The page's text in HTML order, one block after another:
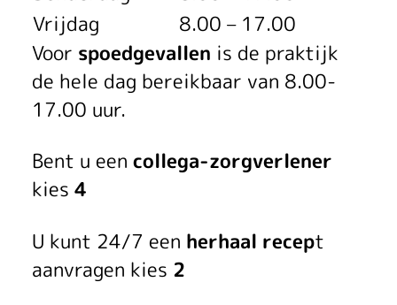
t
i
j
d
e
n
Vrijdag
8.00 – 17.00
Voor spoedgevallen is de praktijk
de hele dag bereikbaar van 8.00-
17.00 uur.
Bent u een collega-zorgverlener
kies 4
U kunt 24/7 een herhaal recept
aanvragen kies 2